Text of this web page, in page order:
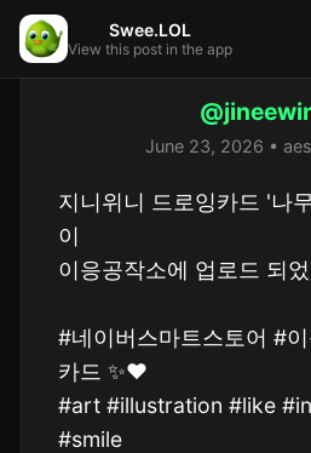
June 23, 2026 •
지니위니 드로잉카드 '나
이
이응공작소에 업로드 되
#네이버스마트스토어 #
카드 ✨️❤️
#art #illustration #like
#smile
Swee.LOL
View this post in the app